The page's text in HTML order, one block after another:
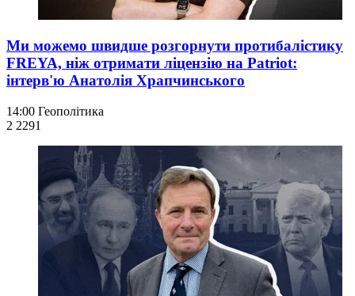
Ми можемо швидше розгорнути протибалістику
FREYA, ніж отримати ліцензію на Patriot:
інтерв'ю Анатолія Храпчинського
14:00 Геополітика
2 2291